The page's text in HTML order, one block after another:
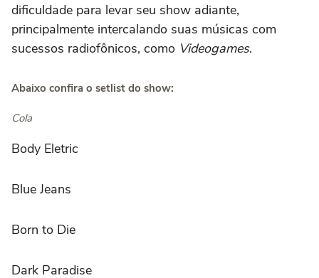
dificuldade para levar seu show adiante,
principalmente intercalando suas músicas com
sucessos radiofônicos, como Videogames.
Abaixo confira o setlist do show:
Cola
Body Eletric
Blue Jeans
Born to Die
Dark Paradise